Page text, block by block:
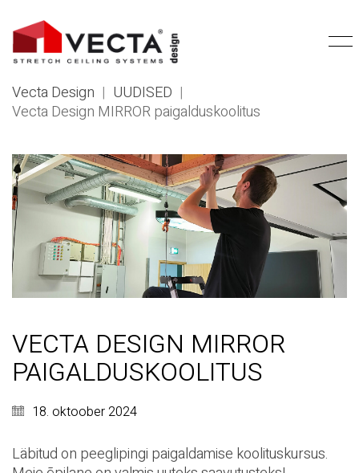
Vecta Design | UUDISED |
Vecta Design MIRROR paigalduskoolitus
VECTA DESIGN MIRROR
PAIGALDUSKOOLITUS
18. oktoober 2024
Läbitud on peeglipingi paigaldamise koolituskursus.